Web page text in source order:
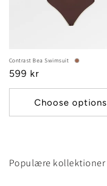
Contrast Bea Swimsuit
Regular
price
599 kr
Choose options
Populære kollektioner